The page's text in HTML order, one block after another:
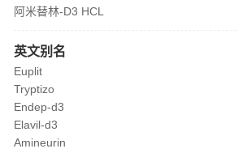
阿米替林-D3 HCL
英文别名
Euplit
Tryptizo
Endep-d3
Elavil-d3
Amineurin